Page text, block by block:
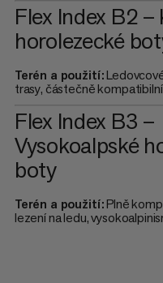
Flex Index B2 –
horolezecké
Terén a použití:
trasy, částečně
Flex Index B3 –
Vysokoalpské
boty
Terén a použití:Plně
lezení na ledu,